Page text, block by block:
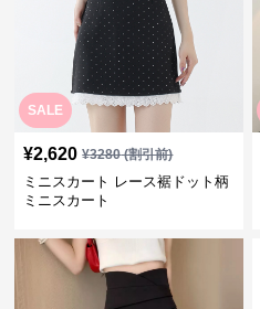
SALE
¥2,620 ¥3280(割引前)
ミニスカート レース裾ドット柄
ミニスカート